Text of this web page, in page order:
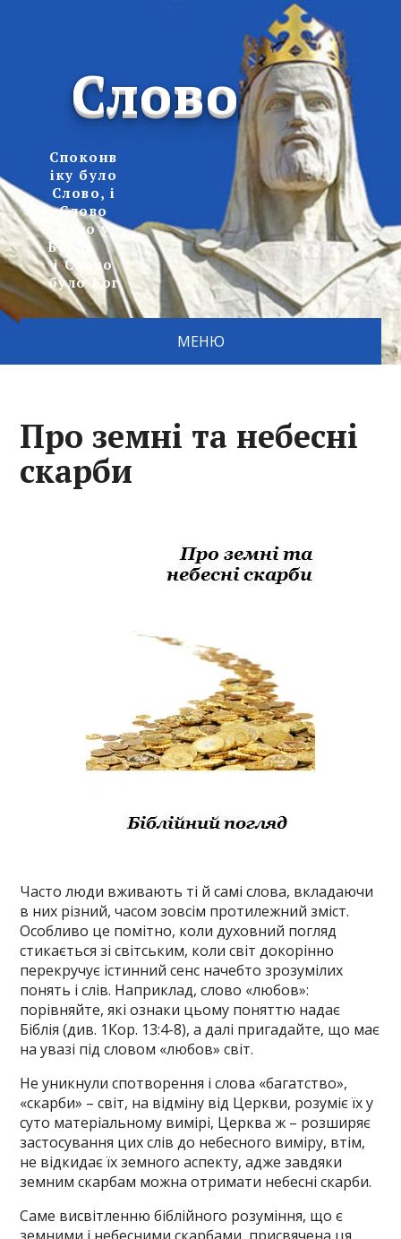
Слово
Споконв
іку було
Слово, і
Слово
було у
Бога,
і Слово
було Бог
МЕНЮ
Про земні та небесні
скарби
Часто люди вживають ті й самі слова, вкладаючи
в них різний, часом зовсім протилежний зміст.
Особливо це помітно, коли духовний погляд
стикається зі світським, коли світ докорінно
перекручує істинний сенс начебто зрозумілих
понять і слів. Наприклад, слово «любов»:
порівняйте, які ознаки цьому поняттю надає
Біблія (див. 1Кор. 13:4-8), а далі пригадайте, що має
на увазі під словом «любов» світ.
Не уникнули спотворення і слова «багатство»,
«скарби» – світ, на відміну від Церкви, розуміє їх у
суто матеріальному вимірі, Церква ж – розширяє
застосування цих слів до небесного виміру, втім,
не відкидає їх земного аспекту, адже завдяки
земним скарбам можна отримати небесні скарби.
Саме висвітленню біблійного розуміння, що є